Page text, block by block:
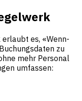
es, «Wenn-
zu
mehr Personal
umfassen: